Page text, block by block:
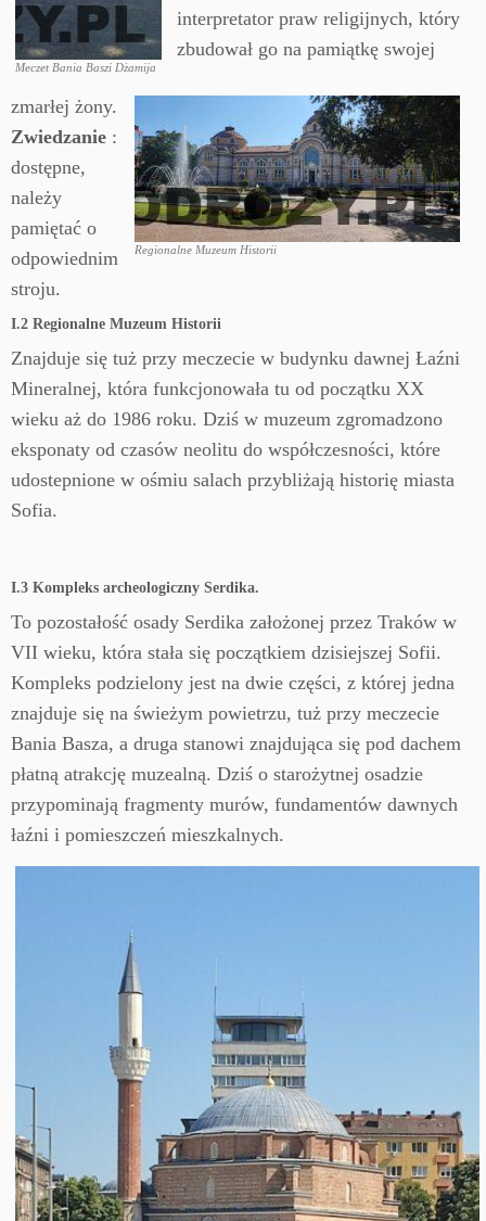
Meczet Bania Baszi Dżamija
Regionalne Muzeum Historii
interpretator praw religijnych, który
zbudował go na pamiątkę swojej
zmarłej żony.
Zwiedzanie :
dostępne,
należy
pamiętać o
odpowiednim
stroju.
I.2 Regionalne Muzeum Historii
Znajduje się tuż przy meczecie w budynku dawnej Łaźni
Mineralnej, która funkcjonowała tu od początku XX
wieku aż do 1986 roku. Dziś w muzeum zgromadzono
eksponaty od czasów neolitu do współczesności, które
udostepnione w ośmiu salach przybliżają historię miasta
Sofia.
I.3 Kompleks archeologiczny Serdika.
To pozostałość osady Serdika założonej przez Traków w
VII wieku, która stała się początkiem dzisiejszej Sofii.
Kompleks podzielony jest na dwie części, z której jedna
znajduje się na świeżym powietrzu, tuż przy meczecie
Bania Basza, a druga stanowi znajdująca się pod dachem
płatną atrakcję muzealną. Dziś o starożytnej osadzie
przypominają fragmenty murów, fundamentów dawnych
łaźni i pomieszczeń mieszkalnych.